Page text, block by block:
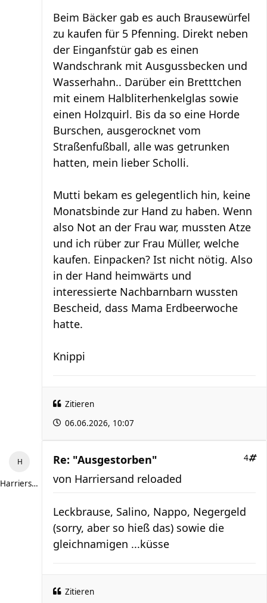
Beim Bäcker gab es auch Brausewürfel
zu kaufen für 5 Pfenning. Direkt neben
der Einganfstür gab es einen
Wandschrank mit Ausgussbecken und
Wasserhahn.. Darüber ein Bretttchen
mit einem Halbliterhenkelglas sowie
einen Holzquirl. Bis da so eine Horde
Burschen, ausgerocknet vom
Straßenfußball, alle was getrunken
hatten, mein lieber Scholli.
Mutti bekam es gelegentlich hin, keine
Monatsbinde zur Hand zu haben. Wenn
also Not an der Frau war, mussten Atze
und ich rüber zur Frau Müller, welche
kaufen. Einpacken? Ist nicht nötig. Also
in der Hand heimwärts und
interessierte Nachbarnbarn wussten
Bescheid, dass Mama Erdbeerwoche
hatte.
Knippi
Zitieren
06.06.2026, 10:07
Harriersand reloaded
Re: "Ausgestorben" 4
von Harriersand reloaded
Leckbrause, Salino, Nappo, Negergeld
(sorry, aber so hieß das) sowie die
gleichnamigen ...küsse
Zitieren